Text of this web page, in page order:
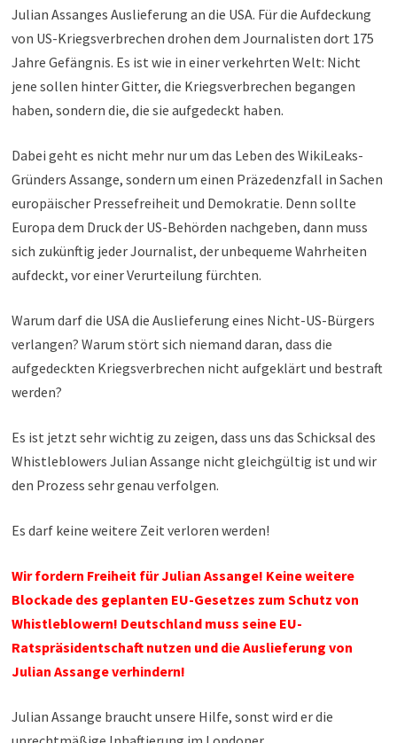
Julian Assanges Auslieferung an die USA. Für die Aufdeckung
von US-Kriegsverbrechen drohen dem Journalisten dort 175
Jahre Gefängnis. Es ist wie in einer verkehrten Welt: Nicht
jene sollen hinter Gitter, die Kriegsverbrechen begangen
haben, sondern die, die sie aufgedeckt haben.
Dabei geht es nicht mehr nur um das Leben des WikiLeaks-
Gründers Assange, sondern um einen Präzedenzfall in Sachen
europäischer Pressefreiheit und Demokratie. Denn sollte
Europa dem Druck der US-Behörden nachgeben, dann muss
sich zukünftig jeder Journalist, der unbequeme Wahrheiten
aufdeckt, vor einer Verurteilung fürchten.
Warum darf die USA die Auslieferung eines Nicht-US-Bürgers
verlangen? Warum stört sich niemand daran, dass die
aufgedeckten Kriegsverbrechen nicht aufgeklärt und bestraft
werden?
Es ist jetzt sehr wichtig zu zeigen, dass uns das Schicksal des
Whistleblowers Julian Assange nicht gleichgültig ist und wir
den Prozess sehr genau verfolgen.
Es darf keine weitere Zeit verloren werden!
Wir fordern Freiheit für Julian Assange! Keine weitere
Blockade des geplanten EU-Gesetzes zum Schutz von
Whistleblowern! Deutschland muss seine EU-
Ratspräsidentschaft nutzen und die Auslieferung von
Julian Assange verhindern!
Julian Assange braucht unsere Hilfe, sonst wird er die